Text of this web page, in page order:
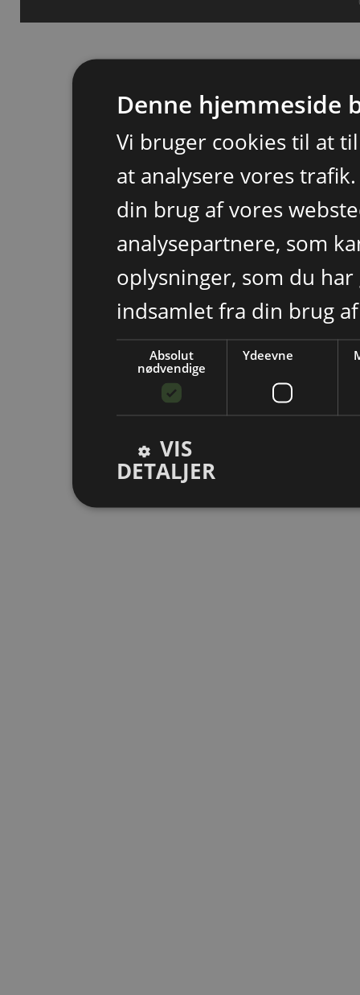
Denne hjemmeside
Vi bruger cookies til at
at analysere vores
din brug af vores
analysepartnere, som
oplysninger, som du
indsamlet fra din brug
Absolut
nødvendige
Ydeevne
VIS
DETALJER